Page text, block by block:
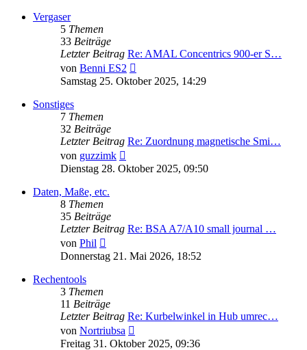
Vergaser
5 Themen
33 Beiträge
Letzter Beitrag Re: AMAL Concentrics 900-er S…
von Benni ES2
Beitrag
Samstag 25. Oktober 2025, 14:29
Sonstiges
7 Themen
32 Beiträge
Letzter Beitrag Re: Zuordnung magnetische Smi…
von guzzimk
Beitrag
Dienstag 28. Oktober 2025, 09:50
Daten, Maße, etc.
8 Themen
35 Beiträge
Letzter Beitrag Re: BSA A7/A10 small journal …
von Phil
Beitrag
Donnerstag 21. Mai 2026, 18:52
Rechentools
3 Themen
11 Beiträge
Letzter Beitrag Re: Kurbelwinkel in Hub umrec…
von Nortriubsa
Beitrag
Freitag 31. Oktober 2025, 09:36